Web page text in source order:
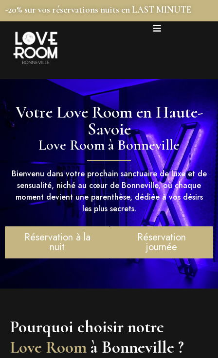
-20% sur vos réservations nuits en LAST MINUTE
Votre Love Room en Haute-
Savoie
Love Room à Bonneville
Bienvenu dans votre prochain sanctuaire de luxe et de
sensualité, niché au cœur de Bonneville, où chaque
moment devient une parenthèse, dédiée à vos désirs
les plus secrets.
Réservation à la
nuit
Réservation
journée
Pourquoi choisir notre
Love Room à Bonneville ?